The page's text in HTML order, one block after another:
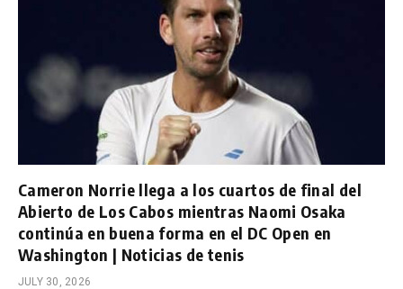
Cameron Norrie llega a los cuartos de final del
Abierto de Los Cabos mientras Naomi Osaka
continúa en buena forma en el DC Open en
Washington | Noticias de tenis
JULY 30, 2026